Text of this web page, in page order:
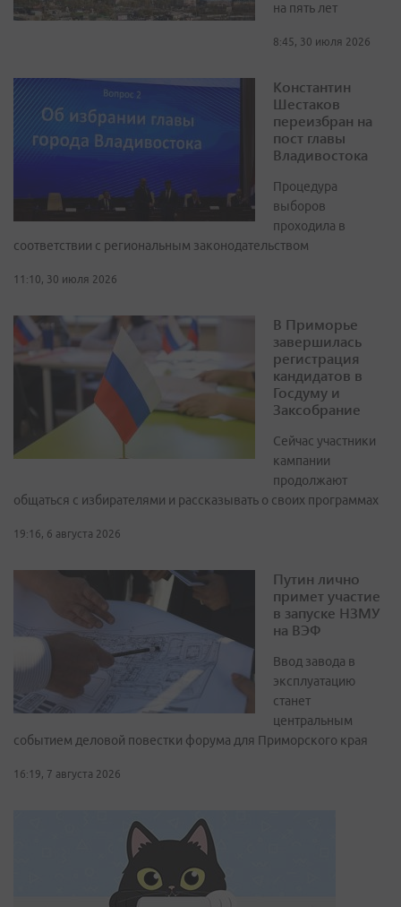
на пять лет
8:45, 30 июля 2026
Константин
Шестаков
переизбран на
пост главы
Владивостока
Процедура
выборов
проходила в
соответствии с региональным законодательством
11:10, 30 июля 2026
В Приморье
завершилась
регистрация
кандидатов в
Госдуму и
Заксобрание
Сейчас участники
кампании
продолжают
общаться с избирателями и рассказывать о своих программах
19:16, 6 августа 2026
Путин лично
примет участие
в запуске НЗМУ
на ВЭФ
Ввод завода в
эксплуатацию
станет
центральным
событием деловой повестки форума для Приморского края
16:19, 7 августа 2026